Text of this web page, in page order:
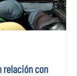
relación con